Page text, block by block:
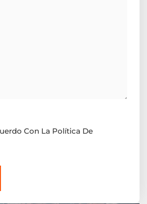
Con La Política De